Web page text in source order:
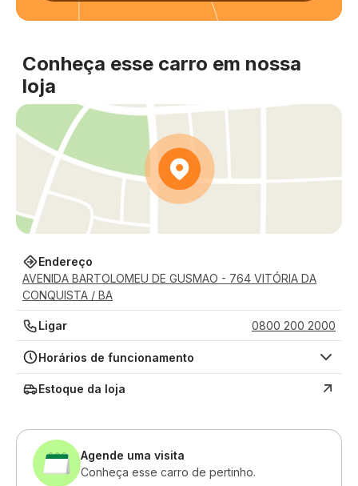
Conheça esse carro em nossa
loja
Endereço
AVENIDA BARTOLOMEU DE GUSMAO - 764 VITÓRIA DA
CONQUISTA / BA
Ligar 0800 200 2000
Horários de funcionamento
Estoque da loja
Agende uma visita
Conheça esse carro de pertinho.